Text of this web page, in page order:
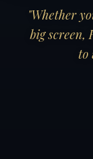
"Whether
big screen,
to